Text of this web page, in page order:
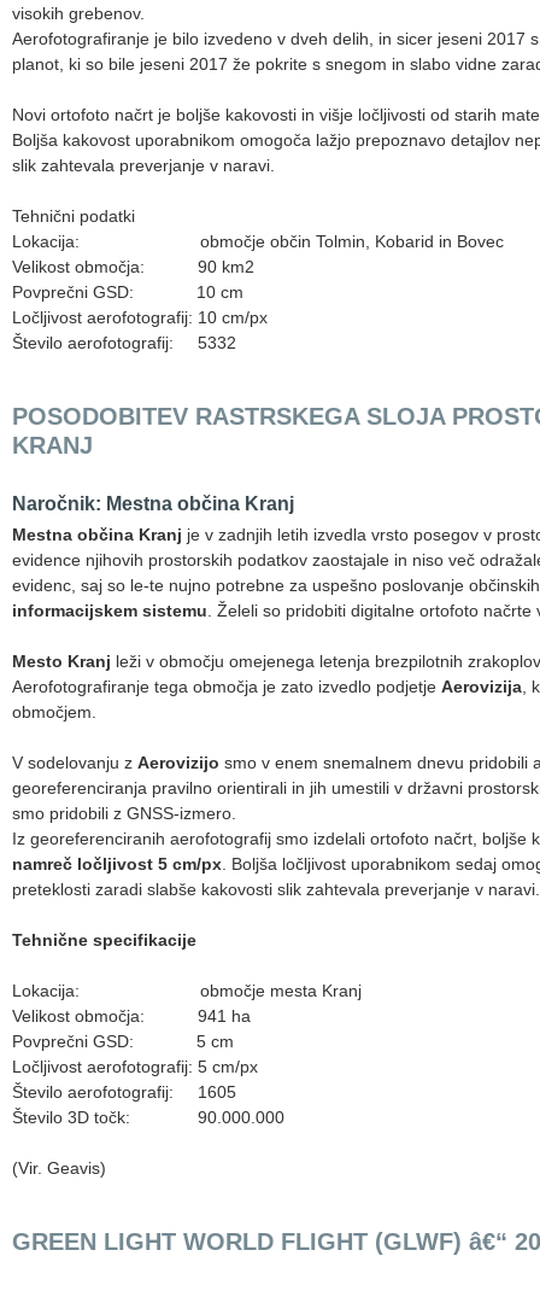
visokih grebenov.
Aerofotografiranje je bilo izvedeno v dveh delih, in sicer jeseni
planot, ki so bile jeseni 2017 že pokrite s snegom in slabo vidne
Novi ortofoto načrt je boljše kakovosti in višje ločljivosti od starih
Boljša kakovost uporabnikom omogoča lažjo prepoznavo detajlov
slik zahtevala preverjanje v naravi.
Tehnični podatki
Lokacija: območje občin Tolmin, Kobarid in Bovec
Velikost območja: 90 km2
Povprečni GSD: 10 cm
Ločljivost aerofotografij: 10 cm/px
Število aerofotografij: 5332
POSODOBITEV RASTRSKEGA SLOJA
KRANJ
Naročnik: Mestna občina Kranj
Mestna občina Kranj je v zadnjih letih izvedla vrsto posegov v
evidence njihovih prostorskih podatkov zaostajale in niso več
evidenc, saj so le-te nujno potrebne za uspešno poslovanje
informacijskem sistemu. Želeli so pridobiti digitalne ortofoto
Mesto Kranj leži v območju omejenega letenja brezpilotnih
Aerofotografiranje tega območja je zato izvedlo podjetje Aerovizija,
območjem.
V sodelovanju z Aerovizijo smo v enem snemalnem dnevu pridobili
georeferenciranja pravilno orientirali in jih umestili v državni
smo pridobili z GNSS-izmero.
Iz georeferenciranih aerofotografij smo izdelali ortofoto načrt,
namreč ločljivost 5 cm/px. Boljša ločljivost uporabnikom sedaj
preteklosti zaradi slabše kakovosti slik zahtevala preverjanje v
Tehnične specifikacije
Lokacija: območje mesta Kranj
Velikost območja: 941 ha
Povprečni GSD: 5 cm
Ločljivost aerofotografij: 5 cm/px
Število aerofotografij: 1605
Število 3D točk: 90.000.000
(Vir. Geavis)
GREEN LIGHT WORLD FLIGHT (GLWF) â€“